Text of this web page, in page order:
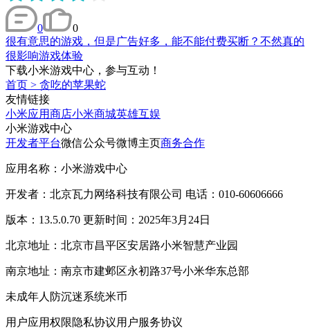
0
0
很有意思的游戏，但是广告好多，能不能付费买断？不然真的
很影响游戏体验
下载小米游戏中心，参与互动！
首页 > 贪吃的苹果蛇
友情链接
小米应用商店小米商城英雄互娱
小米游戏中心
开发者平台微信公众号微博主页 商务合作
应用名称：小米游戏中心
开发者：北京瓦力网络科技有限公司 电话：010-60606666
版本：13.5.0.70 更新时间：2025年3月24日
北京地址：北京市昌平区安居路小米智慧产业园
南京地址：南京市建邺区永初路37号小米华东总部
未成年人防沉迷系统米币
用户应用权限隐私协议用户服务协议